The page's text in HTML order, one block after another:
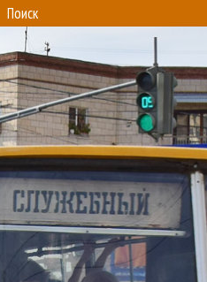
Поиск